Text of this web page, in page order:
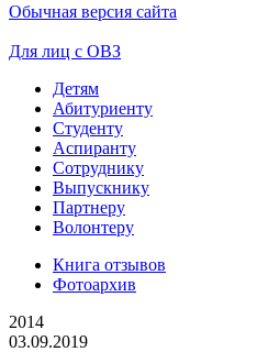
Обычная версия сайта
Для лиц с ОВЗ
Детям
Абитуриенту
Студенту
Аспиранту
Сотруднику
Выпускнику
Партнеру
Волонтеру
Книга отзывов
Фотоархив
2014
03.09.2019